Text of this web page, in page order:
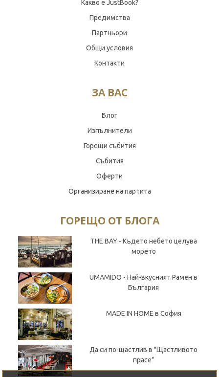
Какво е JustBook?
Предимства
Партньори
Общи условия
Контакти
ЗА ВАС
Блог
Изпълнители
Горещи събития
Събития
Оферти
Организиране на партита
ГОРЕЩО ОТ БЛОГА
THE BAY - Където небето целува
морето
UMAMIDO - Най-вкусният Рамен в
България
MADE IN HOME в София
Да си по-щастлив в "Щастливото
прасе"